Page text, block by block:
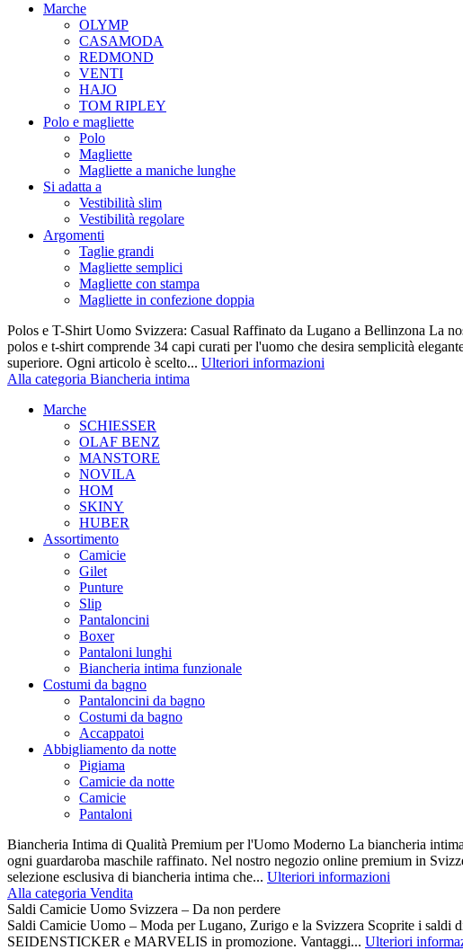
Marche
OLYMP
CASAMODA
REDMOND
VENTI
HAJO
TOM RIPLEY
Polo e magliette
Polo
Magliette
Magliette a maniche lunghe
Si adatta a
Vestibilità slim
Vestibilità regolare
Argomenti
Taglie grandi
Magliette semplici
Magliette con stampa
Magliette in confezione doppia
Polos e T-Shirt Uomo Svizzera: Casual Raffinato da Lugano a Bellinzona La
polos e t-shirt comprende 34 capi curati per l'uomo che desira semplicità
superiore. Ogni articolo è scelto... Ulteriori informazioni
Alla categoria Biancheria intima
Marche
SCHIESSER
OLAF BENZ
MANSTORE
NOVILA
HOM
SKINY
HUBER
Assortimento
Camicie
Gilet
Punture
Slip
Pantaloncini
Boxer
Pantaloni lunghi
Biancheria intima funzionale
Costumi da bagno
Pantaloncini da bagno
Costumi da bagno
Accappatoi
Abbigliamento da notte
Pigiama
Camicie da notte
Camicie
Pantaloni
Biancheria Intima di Qualità Premium per l'Uomo Moderno La biancheria
ogni guardaroba maschile raffinato. Nel nostro negozio online premium in
selezione esclusiva di biancheria intima che... Ulteriori informazioni
Alla categoria Vendita
Saldi Camicie Uomo Svizzera – Da non perdere
Saldi Camicie Uomo – Moda per Lugano, Zurigo e la Svizzera Scoprite i
SEIDENSTICKER e MARVELIS in promozione. Vantaggi... Ulteriori